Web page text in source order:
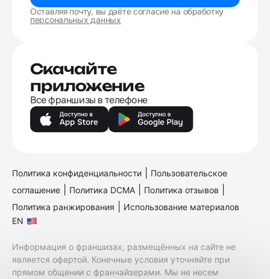
Оставляя почту, вы даёте согласие на обработку
персональных данных
Скачайте
приложение
Все франшизы в телефоне
Политика конфиденциальности
Пользовательское
соглашение
Политика DCMA Политика отзывов
Политика ранжирования
Использование материалов
EN
Информация о франшизах, размещённых на сайте не
является офертой. Конечные условия уточняйте при
прямом общении с франчайзерами. Мы не несем